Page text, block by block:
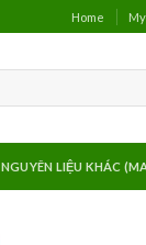
Home
NGUYÊN LIỆU KHÁC